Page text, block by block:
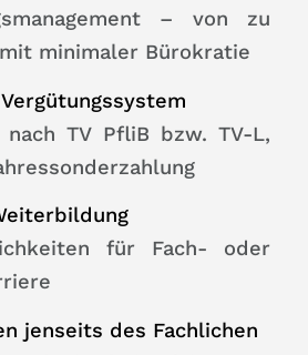
– von zu
minimaler Bürokratie
TV PfliB bzw. TV-L,
für Fach- oder
jenseits des Fachlichen